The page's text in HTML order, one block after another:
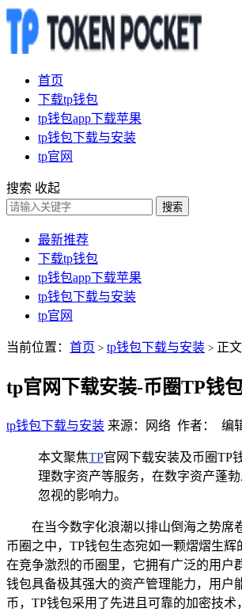
首页
下载tp钱包
tp钱包app下载苹果
tp钱包下载与安装
tp官网
搜索 收起
搜索
最新推荐
下载tp钱包
tp钱包app下载苹果
tp钱包下载与安装
tp官网
当前位置： 首页 > tp钱包下载与安装 > 正文
tp官网下载安装-币圈TP钱
tp钱包下载与安装 来源：网络 作者： 编
本文聚焦TP官网下载安装及币圈TP
理数字资产等服务，在数字资产蓬
忽视的影响力。
在当今数字化浪潮以排山倒海之势席
币圈之中，TP钱包生态宛如一颗熠熠生
在竞争激烈的币圈里，它拥有广泛的用户
钱包具备极其强大的资产管理能力，用户
币，TP钱包采用了先进且可靠的加密技